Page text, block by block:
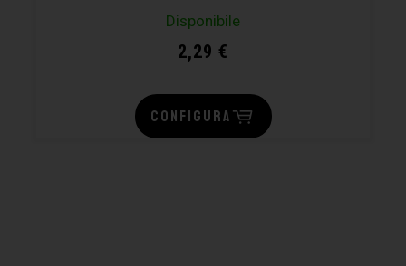
Disponibile
2,29 €
CONFIGURA